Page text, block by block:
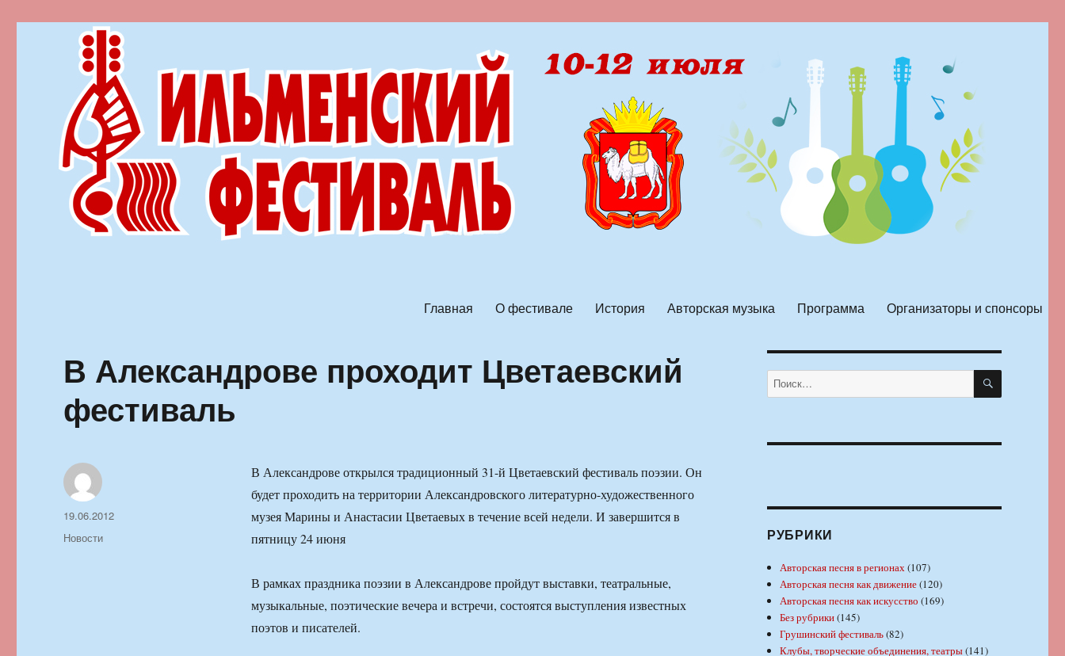
Главная О фестивале История Авторская музыка Программа Организаторы и спонсоры
В Александрове проходит Цветаевский
фестиваль
В Александрове открылся традиционный 31-й Цветаевский фестиваль поэзии. Он
будет проходить на территории Александровского литературно-художественного
музея Марины и Анастасии Цветаевых в течение всей недели. И завершится в
пятницу 24 июня
В рамках праздника поэзии в Александрове пройдут выставки, театральные,
музыкальные, поэтические вечера и встречи, состоятся выступления известных
поэтов и писателей.
Автор
Опубликовано
19.06.2012
Рубрики
Новости
Искать: ПОИСК
РУБРИКИ
Авторская песня в регионах(107)
Авторская песня как движение(120)
Авторская песня как искусство (169)
Без рубрики(145)
Грушинский фестиваль(82)
Клубы, творческие объединения, театры(141)